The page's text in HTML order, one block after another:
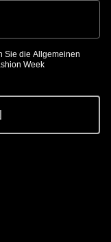
Sie die Allgemeinen
Week